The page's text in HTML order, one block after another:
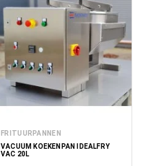
FRITUURPANNEN
VACUÜM KOEKENPAN IDEALFRY
VAC 20L